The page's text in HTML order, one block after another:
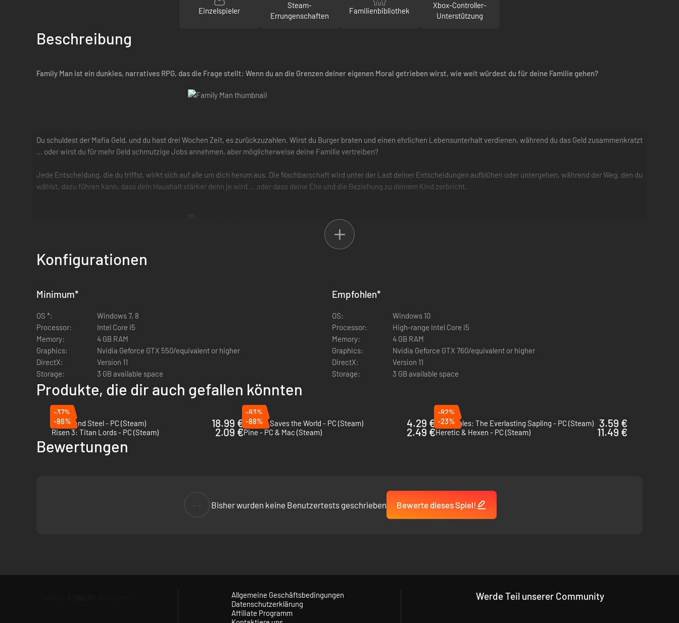
Einzelspieler
Steam-
Errungenschaften
Familienbibliothek
Xbox-Controller-
Unterstützung
Beschreibung
Family Man ist ein dunkles, narratives RPG, das die Frage stellt: Wenn du an die Grenzen deiner eigenen Moral getrieben wirst, wie weit würdest du für deine Familie gehen?
Du schuldest der Mafia Geld, und du hast drei Wochen Zeit, es zurückzuzahlen. Wirst du Burger braten und einen ehrlichen Lebensunterhalt verdienen, während du das Geld zusammenkratzt
… oder wirst du für mehr Geld schmutzige Jobs annehmen, aber möglicherweise deine Familie vertreiben?
Jede Entscheidung, die du triffst, wirkt sich auf alle um dich herum aus. Die Nachbarschaft wird unter der Last deiner Entscheidungen aufblühen oder untergehen, während der Weg, den du
wählst, dazu führen kann, dass dein Haushalt stärker denn je wird … oder dass deine Ehe und die Beziehung zu deinem Kind zerbricht.
Jede Entscheidung, die du triffst, wirkt sich auf die Nachbarschaft und deine Familie aus
Schalte einzigartige Vorteile frei, die zu deinem Spielstil passen
Mehrere verschiedene Enden basierend auf den von dir getroffenen Entscheidungen
Konfigurationen
Minimum*
OS *:
Windows 7, 8
Processor:
Intel Core i5
Memory:
4 GB RAM
Graphics:
Nvidia Geforce GTX 550/equivalent or higher
DirectX:
Version 11
Storage:
3 GB available space
Empfohlen*
OS:
Windows 10
Processor:
High-range Intel Core i5
Memory:
4 GB RAM
Graphics:
Nvidia Geforce GTX 760/equivalent or higher
DirectX:
Version 11
Storage:
3 GB available space
Produkte, die dir auch gefallen könnten
-37%
Of Ash and Steel - PC (Steam)
18.99 €
-83%
Nobody Saves the World - PC (Steam)
4.29 €
-82%
Bug Fables: The Everlasting Sapling - PC (Steam)
3.59 €
-86%
Risen 3: Titan Lords - PC (Steam)
2.09 €
-88%
Pine - PC & Mac (Steam)
2.49 €
-23%
Heretic & Hexen - PC (Steam)
11.49 €
Bewertungen
Bisher wurden keine Benutzertests geschrieben Bewerte dieses Spiel!
Allgemeine Geschäftsbedingungen
Datenschutzerklärung
Affiliate Programm
Werde Teil unserer Community